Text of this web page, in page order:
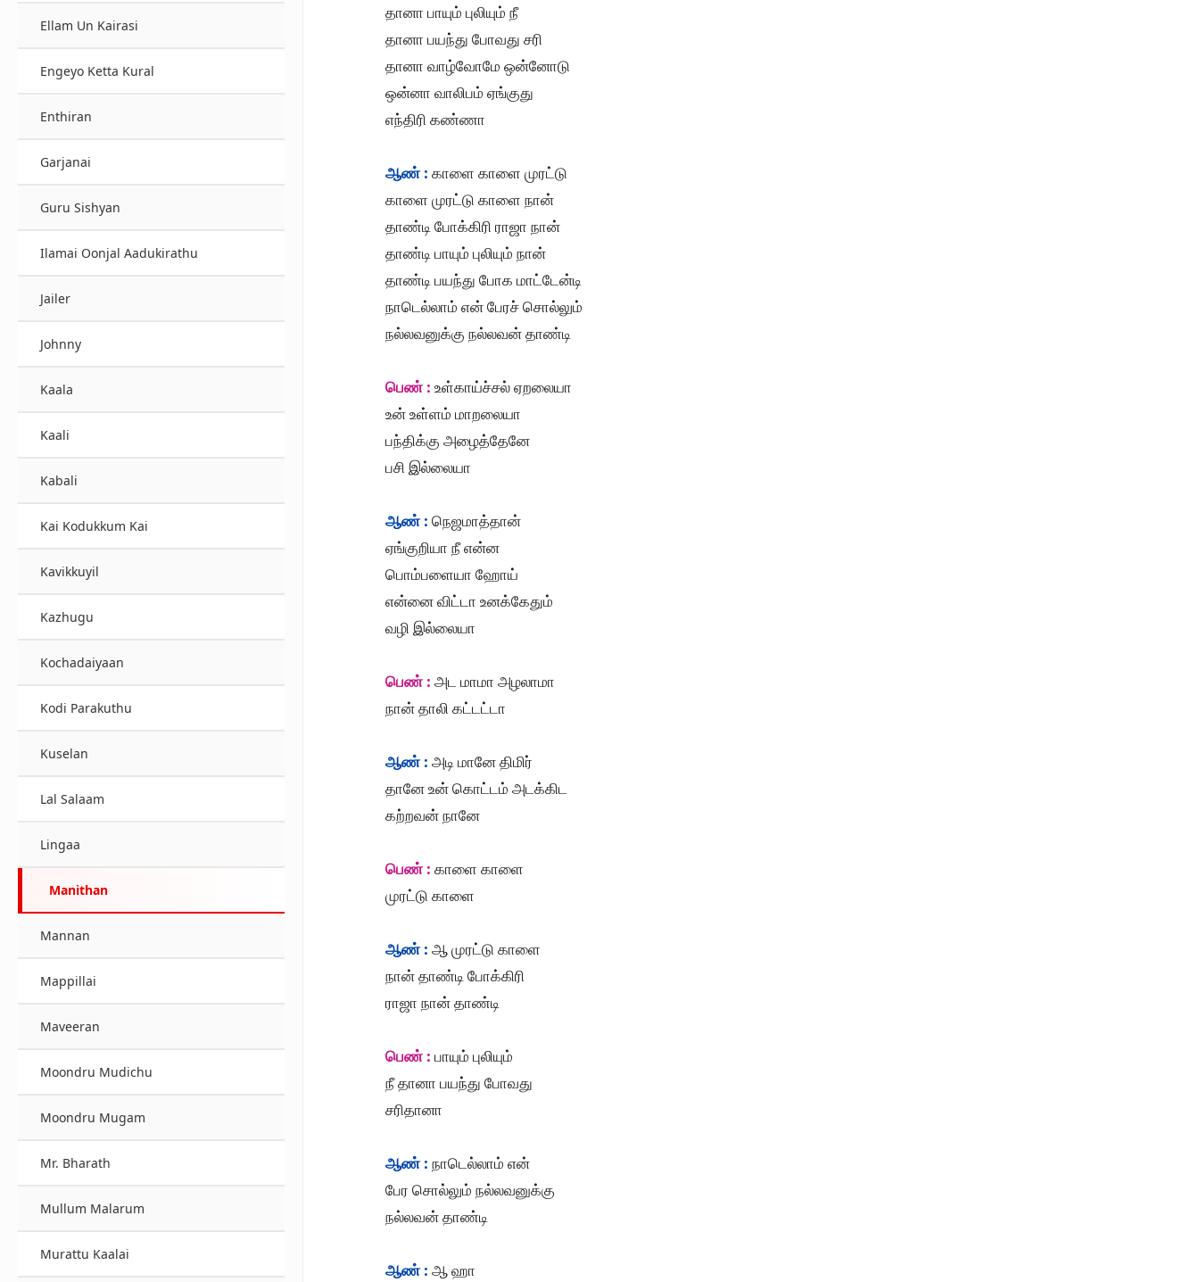
Ellam Un Kairasi
Engeyo Ketta Kural
Enthiran
Garjanai
Guru Sishyan
Ilamai Oonjal Aadukirathu
Jailer
Johnny
Kaala
Kaali
Kabali
Kai Kodukkum Kai
Kavikkuyil
Kazhugu
Kochadaiyaan
Kodi Parakuthu
Kuselan
Lal Salaam
Lingaa
Manithan
Mannan
Mappillai
Maveeran
Moondru Mudichu
Moondru Mugam
Mr. Bharath
Mullum Malarum
Murattu Kaalai
தானா பாயும் புலியும் நீ
தானா பயந்து போவது சரி
தானா வாழ்வோமே ஒன்னோடு
ஒன்னா வாலிபம் ஏங்குது
எந்திரி கண்ணா
ஆண் : காளை காளை முரட்டு
காளை முரட்டு காளை நான்
தாண்டி போக்கிரி ராஜா நான்
தாண்டி பாயும் புலியும் நான்
தாண்டி பயந்து போக மாட்டேன்டி
நாடெல்லாம் என் பேரச் சொல்லும்
நல்லவனுக்கு நல்லவன் தாண்டி
பெண் : உள்காய்ச்சல் ஏறலையா
உன் உள்ளம் மாறலையா
பந்திக்கு அழைத்தேனே
பசி இல்லையா
ஆண் : நெஜமாத்தான்
ஏங்குறியா நீ என்ன
பொம்பளையா ஹோய்
என்னை விட்டா உனக்கேதும்
வழி இல்லையா
பெண் : அட மாமா அழலாமா
நான் தாலி கட்டட்டா
ஆண் : அடி மானே திமிர்
தானே உன் கொட்டம் அடக்கிட
கற்றவன் நானே
பெண் : காளை காளை
முரட்டு காளை
ஆண் : ஆ முரட்டு காளை
நான் தாண்டி போக்கிரி
ராஜா நான் தாண்டி
பெண் : பாயும் புலியும்
நீ தானா பயந்து போவது
சரிதானா
ஆண் : நாடெல்லாம் என்
பேர சொல்லும் நல்லவனுக்கு
நல்லவன் தாண்டி
ஆண் : ஆ ஹா